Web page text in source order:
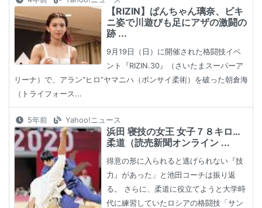
【RIZIN】ぱんちゃん璃奈、ビキ
ニ姿で川遊びも足にアザの激闘の
跡 ...
9月19日（日）に開催された格闘技イベ
ント『RIZIN.30』（さいたまスーパーア
リーナ）で、アラン“ヒロ”ヤマニハ（ボンサイ柔術）を破った朝倉海
（トライフォース...
5年前 Yahoo!ニュース
浜田 寝技の女王 女子７８キロ…
柔道（読売新聞オンライン ...
得意の形に入られると逃げられない『技
力』があった」と池田コーチは振り返
る。 さらに、柔道に役立てようと大学時
代に練習していたロシアの格闘技「サン